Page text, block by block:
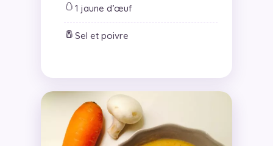
🥚 1 jaune d’œuf
🧂 Sel et poivre